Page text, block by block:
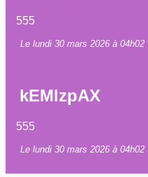
555
Le lundi 30 mars 2026 à 04h02
kEMlzpAX
555
Le lundi 30 mars 2026 à 04h02